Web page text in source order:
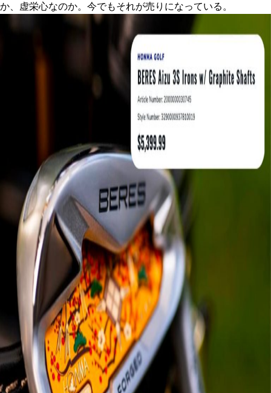
か、虚栄心なのか。今でもそれが売りになっている。